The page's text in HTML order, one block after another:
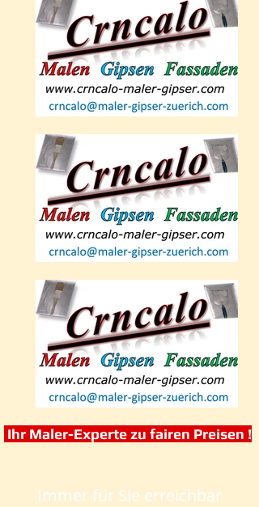
Ihr Maler-Experte zu fairen Preisen !
Immer für Sie erreichbar